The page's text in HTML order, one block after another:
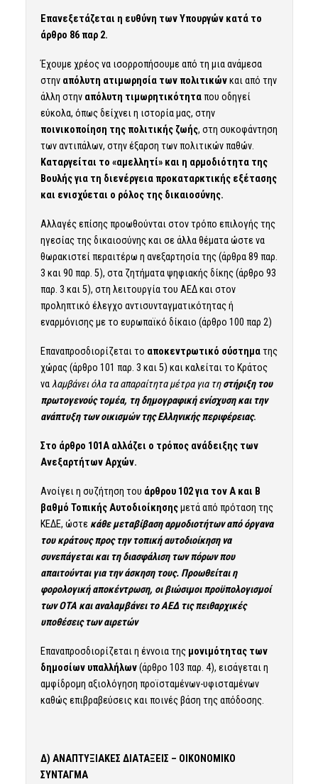
Επανεξετάζεται η ευθύνη των Υπουργών κατά το
άρθρο 86 παρ 2.
Έχουμε χρέος να ισορροπήσουμε από τη μια ανάμεσα
στην απόλυτη ατιμωρησία των πολιτικώνκαι από την
άλλη στην απόλυτη τιμωρητικότηταπου οδηγεί
εύκολα, όπως δείχνει η ιστορία μας, στην
ποινικοποίηση της πολιτικής ζωής, στη συκοφάντηση
των αντιπάλων, στην έξαρση των πολιτικών παθών.
Καταργείται το «αμελλητί» και η αρμοδιότητα της
Βουλής για τη διενέργεια προκαταρκτικής εξέτασης
και ενισχύεται ο ρόλος της δικαιοσύνης.
Αλλαγές επίσης προωθούνται στον τρόπο επιλογής της
ηγεσίας της δικαιοσύνης και σε άλλα θέματα ώστε να
θωρακιστεί περαιτέρω η ανεξαρτησία της (άρθρα 89 παρ.
3 και 90 παρ. 5), στα ζητήματα ψηφιακής δίκης (άρθρο 93
παρ. 3 και 5), στη λειτουργία του ΑΕΔ και στον
προληπτικό έλεγχο αντισυνταγματικότητας ή
εναρμόνισης με το ευρωπαϊκό δίκαιο (άρθρο 100 παρ 2)
Επαναπροσδιορίζεται το αποκεντρωτικό σύστηματης
χώρας (άρθρο 101 παρ. 3 και 5) και καλείται το Κράτος
να λαμβάνει όλα τα απαραίτητα μέτρα για τηστήριξη του
πρωτογενούς τομέα, τη δημογραφική ενίσχυση και την
ανάπτυξη των οικισμών της Ελληνικής περιφέρειας.
Στο άρθρο 101A αλλάζει ο τρόπος ανάδειξης των
Ανεξαρτήτων Αρχών.
Ανοίγει η συζήτηση του άρθρου 102 για τον Α και Β
βαθμό Τοπικής Αυτοδιοίκησηςμετά από πρόταση της
ΚΕΔΕ, ώστε κάθε μεταβίβαση αρμοδιοτήτων από όργανα
του κράτους προς την τοπική αυτοδιοίκηση να
συνεπάγεται και τη διασφάλιση των πόρων που
απαιτούνται για την άσκηση τους. Προωθείται η
φορολογική αποκέντρωση, οι βιώσιμοι προϋπολογισμοί
των ΟΤΑ και αναλαμβάνει το ΑΕΔ τις πειθαρχικές
υποθέσεις των αιρετών
Επαναπροσδιορίζεται η έννοια της μονιμότητας των
δημοσίων υπαλλήλων(άρθρο 103 παρ. 4), εισάγεται η
αμφίδρομη αξιολόγηση προϊσταμένων-υφισταμένων
καθώς επιβραβεύσεις και ποινές βάση της απόδοσης.
Δ) ΑΝΑΠΤΥΞΙΑΚΕΣ ΔΙΑΤΑΞΕΙΣ – ΟΙΚΟΝΟΜΙΚΟ
ΣΥΝΤΑΓΜΑ